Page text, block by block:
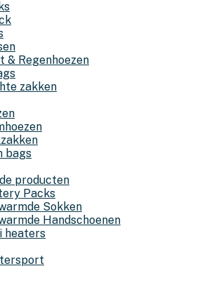
& Regenhoezen
zakken
bags
producten
Packs
Sokken
Handschoenen
heaters